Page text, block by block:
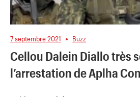
7 septembre 2021 Buzz
Cellou Dalein Diallo très
l’arrestation de Aplha